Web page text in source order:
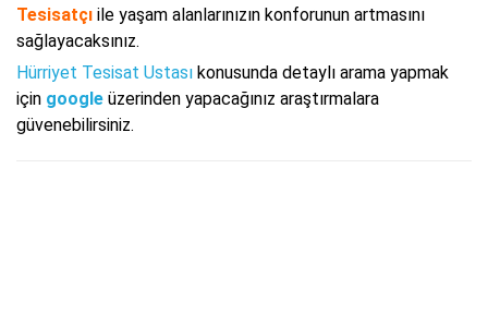
Tesisatçı ile yaşam alanlarınızın konforunun artmasını
sağlayacaksınız.
Hürriyet Tesisat Ustası konusunda detaylı arama yapmak
için google üzerinden yapacağınız araştırmalara
güvenebilirsiniz.